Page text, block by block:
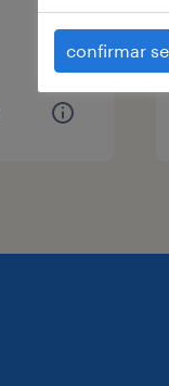
confirmar